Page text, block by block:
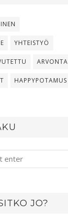
YHTEISTYÖ
ARVONTA
HAPPYPOTAMUS
JO?